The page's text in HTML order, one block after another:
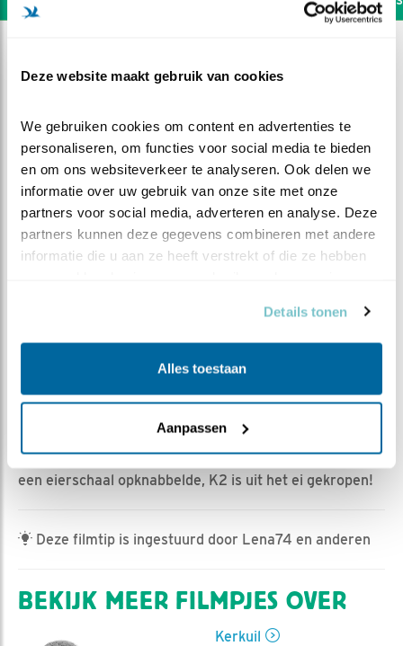
Deze website maakt gebruik van cookies
We gebruiken cookies om content en advertenties te
personaliseren, om functies voor social media te bieden
en om ons websiteverkeer te analyseren. Ook delen we
informatie over uw gebruik van onze site met onze
partners voor social media, adverteren en analyse. Deze
partners kunnen deze gegevens combineren met andere
informatie die u aan ze heeft verstrekt of die ze hebben
Details tonen
Alles toestaan
Aanpassen
Kuiken twee
Ed Hoogkamer | Geplaatst op 11 mei 2025, 10:35 |
Bewaar dit filmpje |
Zaterdag rond 10:30 uur zagen oplettende kijkers dat V
een eierschaal opknabbelde, K2 is uit het ei gekropen!
Deze filmtip is ingestuurd door Lena74 en anderen
BEKIJK MEER FILMPJES OVER
Kerkuil